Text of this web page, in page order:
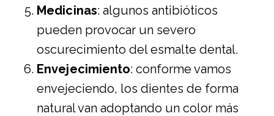
Medicinas: algunos antibióticos
pueden provocar un severo
oscurecimiento del esmalte dental.
Envejecimiento: conforme vamos
envejeciendo, los dientes de forma
natural van adoptando un color más